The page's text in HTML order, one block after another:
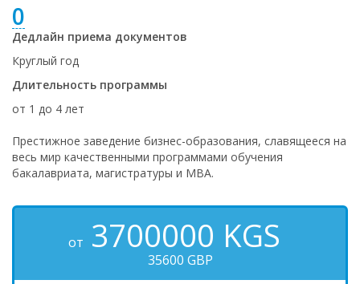
0
Дедлайн приема документов
Круглый год
Длительность программы
от 1 до 4 лет
Престижное заведение бизнес-образования, славящееся на
весь мир качественными программами обучения
бакалавриата, магистратуры и МВА.
от 3700000 KGS
35600 GBP